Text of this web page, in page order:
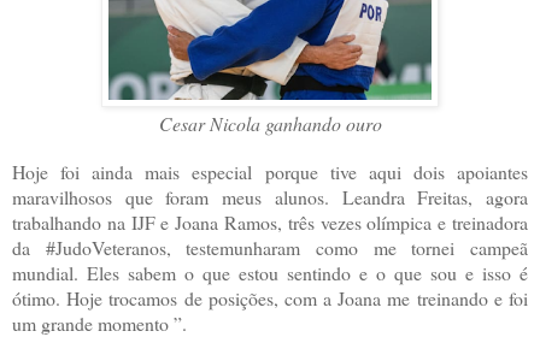
Cesar Nicola ganhando ouro
Hoje foi ainda mais especial porque tive aqui dois apoiantes
maravilhosos que foram meus alunos. Leandra Freitas, agora
trabalhando na IJF e Joana Ramos, três vezes olímpica e treinadora
da #JudoVeteranos, testemunharam como me tornei campeã
mundial. Eles sabem o que estou sentindo e o que sou e isso é
ótimo. Hoje trocamos de posições, com a Joana me treinando e foi
um grande momento ”.